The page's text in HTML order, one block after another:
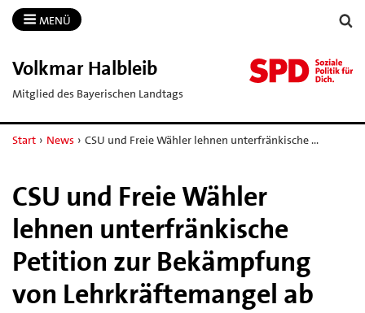
MENÜ
Volkmar Halbleib
Mitglied des Bayerischen Landtags
Start › News › CSU und Freie Wähler lehnen unterfränkische …
CSU und Freie Wähler
lehnen unterfränkische
Petition zur Bekämpfung
von Lehrkräftemangel ab